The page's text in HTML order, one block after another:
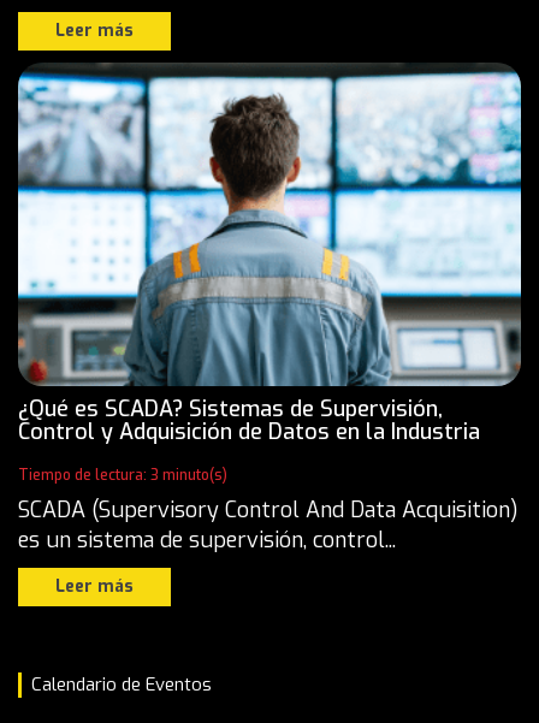
Leer más
¿Qué es SCADA? Sistemas de Supervisión,
Control y Adquisición de Datos en la Industria
Tiempo de lectura: 3 minuto(s)
SCADA (Supervisory Control And Data Acquisition)
es un sistema de supervisión, control...
Leer más
Calendario de Eventos